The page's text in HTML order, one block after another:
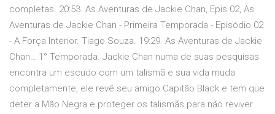
completas. 20:53. As Aventuras de Jackie Chan, Epis 02, As
Aventuras de Jackie Chan - Primeira Temporada - Episódio 02
- A Força Interior. Tiago Souza. 19:29. As Aventuras de Jackie
Chan… 1° Temporada. Jackie Chan numa de suas pesquisas
encontra um escudo com um talismã e sua vida muda
completamente, ele revê seu amigo Capitão Black e tem que
deter a Mão Negra e proteger os talismãs para não reviver